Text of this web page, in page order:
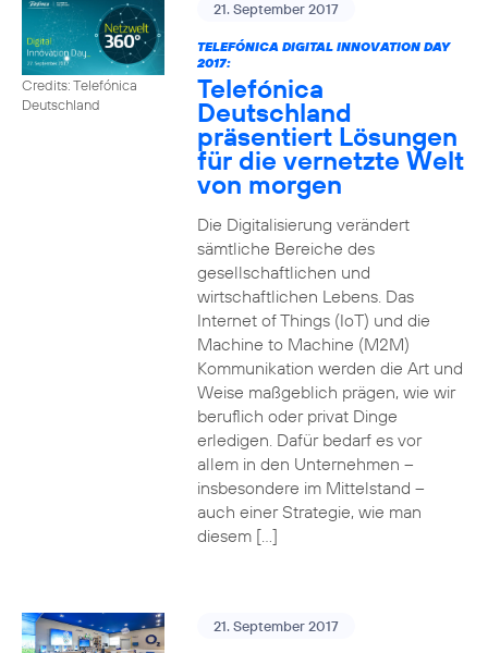
Credits: Telefónica
Deutschland
21. September 2017
TELEFÓNICA DIGITAL INNOVATION DAY
2017:
Telefónica
Deutschland
präsentiert Lösungen
für die vernetzte Welt
von morgen
Die Digitalisierung verändert
sämtliche Bereiche des
gesellschaftlichen und
wirtschaftlichen Lebens. Das
Internet of Things (IoT) und die
Machine to Machine (M2M)
Kommunikation werden die Art und
Weise maßgeblich prägen, wie wir
beruflich oder privat Dinge
erledigen. Dafür bedarf es vor
allem in den Unternehmen –
insbesondere im Mittelstand –
auch einer Strategie, wie man
diesem […]
21. September 2017